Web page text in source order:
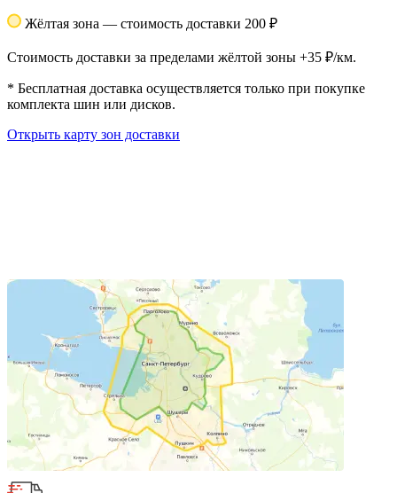
Жёлтая зона — стоимость доставки 200 ₽
Стоимость доставки за пределами жёлтой зоны +35 ₽/км.
* Бесплатная доставка осуществляется только при покупке
комплекта шин или дисков.
Открыть карту зон доставки